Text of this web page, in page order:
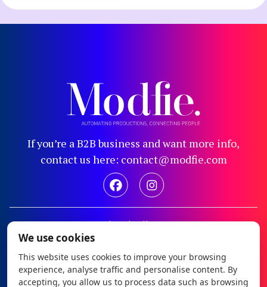
If you’re a B2B business and want more info,
contact us here: contact@modfie.com
Legal notice
Cookie policy
Configure cookies
We use cookies
This website uses cookies to improve your browsing
experience, analyse traffic and personalise content. By
accepting, you allow us to process data such as browsing